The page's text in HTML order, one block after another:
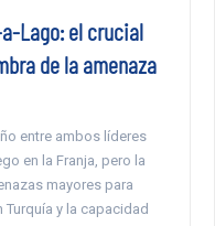
Lago: el crucial
de la amenaza
entre ambos líderes
en la Franja, pero la
mayores para
y la capacidad